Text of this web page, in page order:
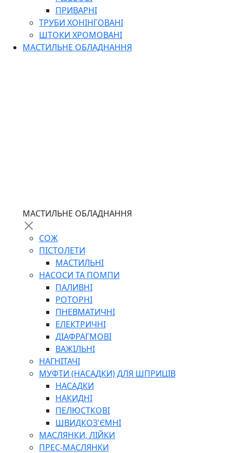
ПРИВАРНІ
ТРУБИ ХОНІНГОВАНІ
ШТОКИ ХРОМОВАНІ
МАСТИЛЬНЕ ОБЛАДНАННЯ
МАСТИЛЬНЕ ОБЛАДНАННЯ
СОЖ
ПІСТОЛЕТИ
МАСТИЛЬНІ
НАСОСИ ТА ПОМПИ
ПАЛИВНІ
РОТОРНІ
ПНЕВМАТИЧНІ
ЕЛЕКТРИЧНІ
ДІАФРАГМОВІ
ВАЖІЛЬНІ
НАГНІТАЧІ
МУФТИ (НАСАДКИ) ДЛЯ ШПРИЦІВ
НАСАДКИ
НАКИДНІ
ПЕЛЮСТКОВІ
ШВИДКОЗ'ЄМНІ
МАСЛЯНКИ, ЛІЙКИ
ПРЕС-МАСЛЯНКИ